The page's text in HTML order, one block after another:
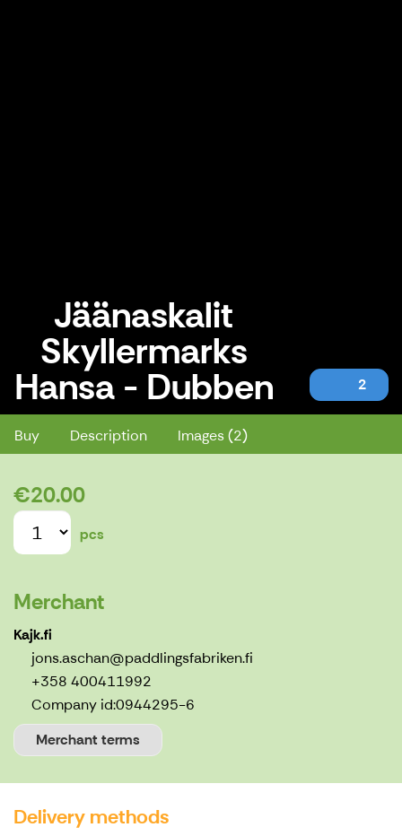
Jäänaskalit
Skyllermarks
Hansa - Dubben 2 Jäänaskalit Skyllermarks Hansa - Dubben
Buy Description Images (2)
€20.00
pcs
Merchant
Kajk.fi
jons.aschan@paddlingsfabriken.fi
+358 400411992
Company id:0944295-6
Merchant terms
Delivery methods